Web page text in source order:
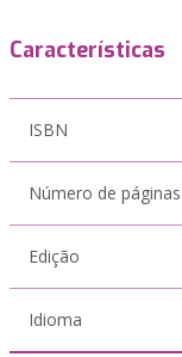
Características
ISBN
Número de páginas
Edição
Idioma